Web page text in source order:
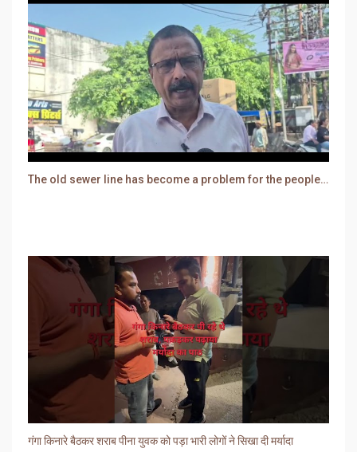
The old sewer line has become a problem for the people. Sewer water is entering people's houses.
गंगा किनारे बैठकर शराब पीना युवक को पड़ा भारी लोगों ने सिखा दी मर्यादा